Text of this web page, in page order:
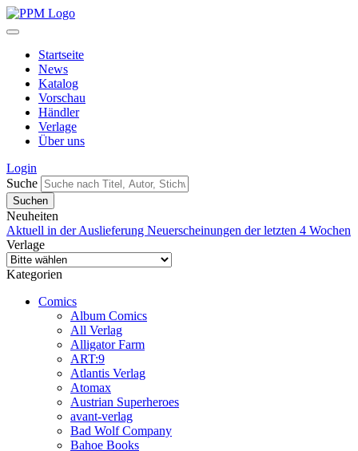
Startseite
News
Katalog
Vorschau
Händler
Verlage
Über uns
Login
Suche
Neuheiten
Aktuell in der Auslieferung Neuerscheinungen der letzten 4 Wochen
Verlage
Kategorien
Comics
Album Comics
All Verlag
Alligator Farm
ART:9
Atlantis Verlag
Atomax
Austrian Superheroes
avant-verlag
Bad Wolf Company
Bahoe Books